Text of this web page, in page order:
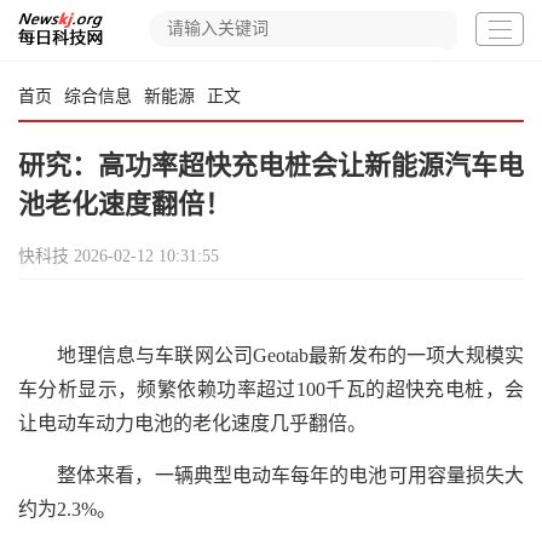
首页 综合信息 新能源 正文
研究：高功率超快充电桩会让新能源汽车电
池老化速度翻倍！
快科技 2026-02-12 10:31:55
地理信息与车联网公司Geotab最新发布的一项大规模实
车分析显示，频繁依赖功率超过100千瓦的超快充电桩，会
让电动车动力电池的老化速度几乎翻倍。
整体来看，一辆典型电动车每年的电池可用容量损失大
约为2.3%。